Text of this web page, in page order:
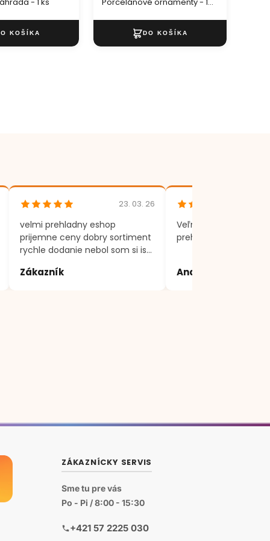
23. 03. 26
velmi prehladny eshop
prijemne ceny dobry sortiment
rychle dodanie nebol som si isty
mi vysvetlili a poradili
Zákazník
Veľmi rýchle
prehľadný eshop.
Andrea
ZÁKAZNÍCKY SERVIS
Sme tu pre vás
Po - Pi / 8:00 - 15:30
+421 57 2225 030